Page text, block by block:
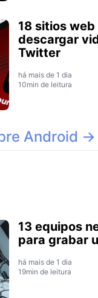
18 sitios web
descargar
Twitter
há mais de 1 dia
10min de leitura
Android →
13 equipos
para grabar
há mais de 1 dia
19min de leitura